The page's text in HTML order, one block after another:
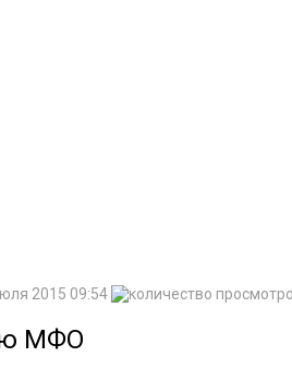
2015 09:54
МФО